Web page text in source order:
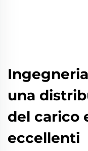
una
del carico
eccellenti